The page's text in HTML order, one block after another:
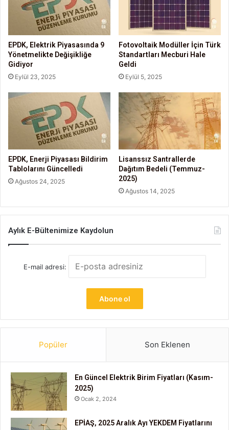
EPDK, Elektrik Piyasasında 9
Yönetmelikte Değişikliğe
Gidiyor
Eylül 23, 2025
Fotovoltaik Modüller İçin Türk
Standartları Mecburi Hale
Geldi
Eylül 5, 2025
EPDK, Enerji Piyasası Bildirim
Tablolarını Güncelledi
Ağustos 24, 2025
Lisanssız Santrallerde
Dağıtım Bedeli (Temmuz-
2025)
Ağustos 14, 2025
Aylık E-Bültenimize Kaydolun
E-mail adresi:
Popüler Son Eklenen
En Güncel Elektrik Birim Fiyatları (Kasım-
2025)
Ocak 2, 2024
EPİAŞ, 2025 Aralık Ayı YEKDEM Fiyatlarını